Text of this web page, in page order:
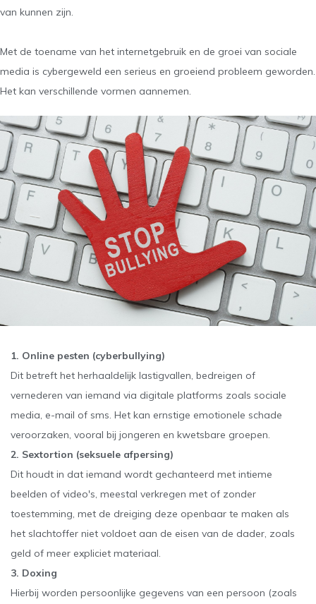
van kunnen zijn.
Met de toename van het internetgebruik en de groei van sociale
media is cybergeweld een serieus en groeiend probleem geworden.
Het kan verschillende vormen aannemen.
1. Online pesten (cyberbullying)
Dit betreft het herhaaldelijk lastigvallen, bedreigen of
vernederen van iemand via digitale platforms zoals sociale
media, e-mail of sms. Het kan ernstige emotionele schade
veroorzaken, vooral bij jongeren en kwetsbare groepen.
2. Sextortion (seksuele afpersing)
Dit houdt in dat iemand wordt gechanteerd met intieme
beelden of video's, meestal verkregen met of zonder
toestemming, met de dreiging deze openbaar te maken als
het slachtoffer niet voldoet aan de eisen van de dader, zoals
geld of meer expliciet materiaal.
3. Doxing
Hierbij worden persoonlijke gegevens van een persoon (zoals